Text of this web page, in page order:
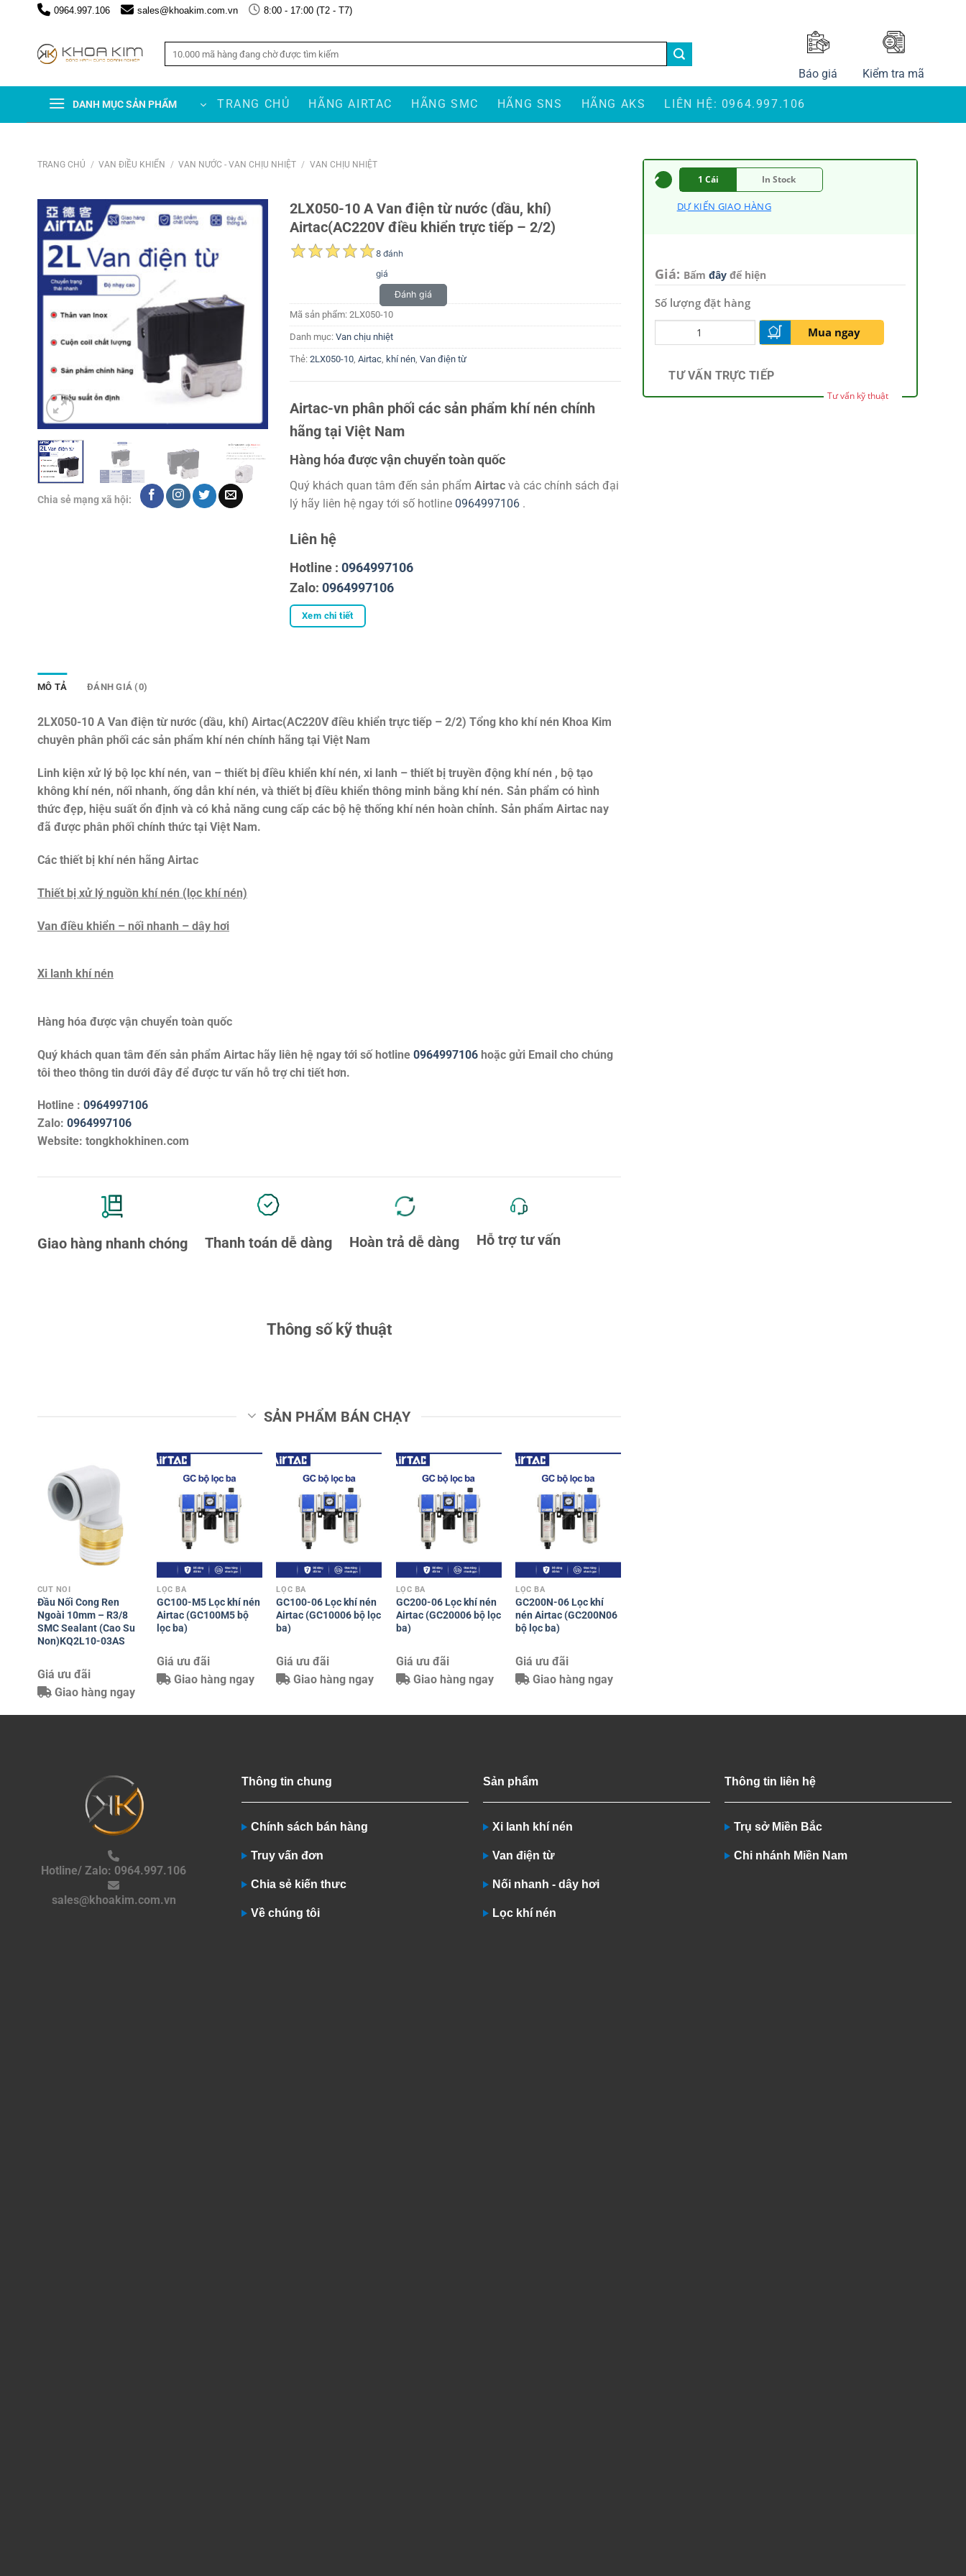
0964.997.106 sales@khoakim.com.vn 8:00 - 17:00 (T2 - T7)
Báo giá Kiểm tra mã
DANH MỤC SẢN PHẨM TRANG CHỦ HÃNG AIRTAC HÃNG SMC HÃNG SNS HÃNG AKS LIÊN HỆ: 0964.997.106
TRANG CHỦ / VAN ĐIỀU KHIỂN / VAN NƯỚC - VAN CHỊU NHIỆT / VAN CHỊU NHIỆT
Chia sẻ mạng xã hội:
2LX050-10 A Van điện từ nước (dầu, khí)
Airtac(AC220V điều khiển trực tiếp – 2/2)
8 đánh
giá
Đánh giá
Mã sản phẩm: 2LX050-10
Danh mục: Van chịu nhiệt
Thẻ: 2LX050-10, Airtac, khí nén, Van điện từ
Airtac-vn phân phối các sản phẩm khí nén chính
hãng tại Việt Nam
Hàng hóa được vận chuyển toàn quốc
Quý khách quan tâm đến sản phẩm Airtacvà các chính sách đại
lý hãy liên hệ ngay tới số hotline 0964997106 .
Liên hệ
Hotline : 0964997106
Zalo: 0964997106
Xem chi tiết
MÔ TẢ ĐÁNH GIÁ (0)
2LX050-10 A Van điện từ nước (dầu, khí) Airtac(AC220V điều khiển trực tiếp – 2/2) Tổng kho khí nén Khoa Kim
chuyên phân phối các sản phẩm khí nén chính hãng tại Việt Nam
Linh kiện xử lý bộ lọc khí nén, van – thiết bị điều khiển khí nén, xi lanh – thiết bị truyền động khí nén , bộ tạo
không khí nén, nối nhanh, ống dẫn khí nén, và thiết bị điều khiển thông minh bằng khí nén. Sản phẩm có hình
thức đẹp, hiệu suất ổn định và có khả năng cung cấp các bộ hệ thống khí nén hoàn chỉnh. Sản phẩm Airtac nay
đã được phân phối chính thức tại Việt Nam.
Các thiết bị khí nén hãng Airtac
Thiết bị xử lý nguồn khí nén (lọc khí nén)
Van điều khiển – nối nhanh – dây hơi
Xi lanh khí nén
Hàng hóa được vận chuyển toàn quốc
Quý khách quan tâm đến sản phẩm Airtac hãy liên hệ ngay tới số hotline 0964997106 hoặc gửi Email cho chúng
tôi theo thông tin dưới đây để được tư vấn hỗ trợ chi tiết hơn.
Hotline : 0964997106
Zalo: 0964997106
Website: tongkhokhinen.com
Giao hàng nhanh chóng Thanh toán dễ dàng Hoàn trả dễ dàng Hỗ trợ tư vấn
Thông số kỹ thuật
SẢN PHẨM BÁN CHẠY
CÚT NỐI
Đầu Nối Cong Ren
Ngoài 10mm – R3/8
SMC Sealant (Cao Su
Non)KQ2L10-03AS
Giá ưu đãi
Giao hàng ngay
LỌC BA
GC100-M5 Lọc khí nén
Airtac (GC100M5 bộ
lọc ba)
Giá ưu đãi
Giao hàng ngay
LỌC BA
GC100-06 Lọc khí nén
Airtac (GC10006 bộ lọc
ba)
Giá ưu đãi
Giao hàng ngay
LỌC BA
GC200-06 Lọc khí nén
Airtac (GC20006 bộ lọc
ba)
Giá ưu đãi
Giao hàng ngay
LỌC BA
GC200N-06 Lọc khí
nén Airtac (GC200N06
bộ lọc ba)
Giá ưu đãi
Giao hàng ngay
1 Cái In Stock
DỰ KIẾN GIAO HÀNG
Giá: Bấm đâyđể hiện
Số lượng đặt hàng
Mua ngay
TƯ VẤN TRỰC TIẾP
Tư vấn kỹ thuật
Hotline/ Zalo: 0964.997.106
sales@khoakim.com.vn
Thông tin chung
Chính sách bán hàng
Truy vấn đơn
Chia sẻ kiến thưc
Về chúng tôi
Sản phẩm
Xi lanh khí nén
Van điện từ
Nối nhanh - dây hơi
Lọc khí nén
Thông tin liên hệ
Trụ sở Miền Bắc
Chi nhánh Miền Nam